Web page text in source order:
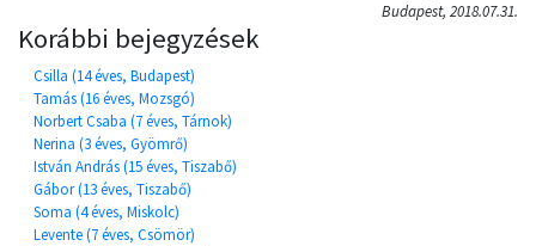
Budapest, 2018.07.31.
Korábbi bejegyzések
Csilla (14 éves, Budapest)
Tamás (16 éves, Mozsgó)
Norbert Csaba (7 éves, Tárnok)
Nerina (3 éves, Gyömrő)
István András (15 éves, Tiszabő)
Gábor (13 éves, Tiszabő)
Soma (4 éves, Miskolc)
Levente (7 éves, Csömör)